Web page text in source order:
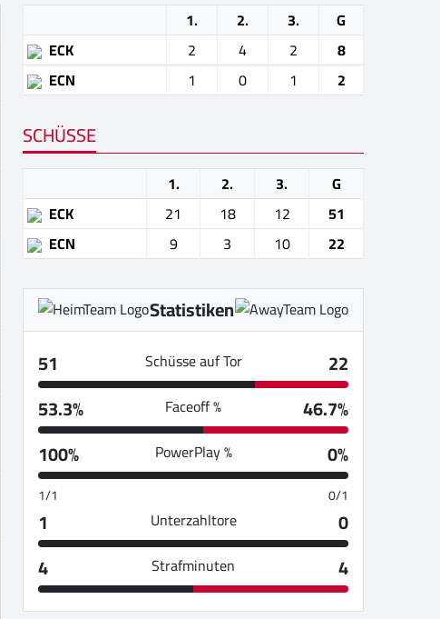
1. 2. 3.
G
ECK
2 4 2
8
ECN
1 0 1 2
SCHÜSSE
1. 2. 3.
G
ECK
21 18 12
51
ECN
9 3 10 22
Statistiken
51
Schüsse auf Tor
22
53.3%
Faceoff %
46.7%
100%
PowerPlay % 0%
1/1 0/1
1 Unterzahltore
0
4
Strafminuten 4